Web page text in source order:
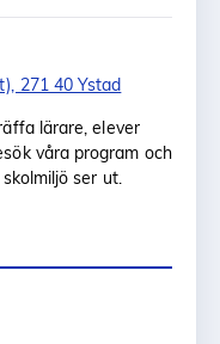
271 40 Ystad
lärare, elever
våra program och
ser ut.